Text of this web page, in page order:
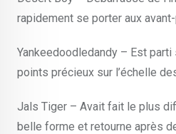
rapidement se porter aux
Yankeedoodledandy – Est
points précieux sur l’échelle
Jals Tiger – Avait fait le plus
belle forme et retourne après